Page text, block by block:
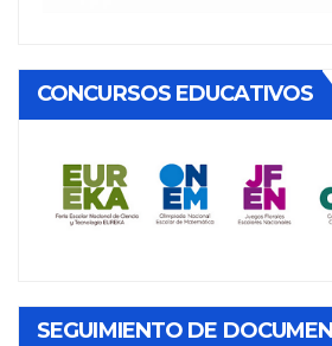
CONCURSOS EDUCATIVOS
SEGUIMIENTO DE